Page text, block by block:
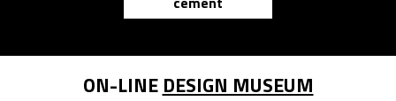
ON-LINE DESIGN MUSEUM